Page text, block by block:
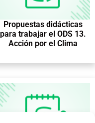
Propuestas didácticas
para trabajar el ODS 13.
Acción por el Clima